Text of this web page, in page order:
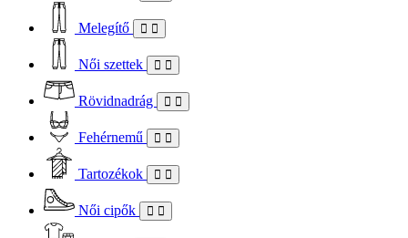
Melegítő
Női szettek
Rövidnadrág
Fehérnemű
Tartozékok
Női cipők